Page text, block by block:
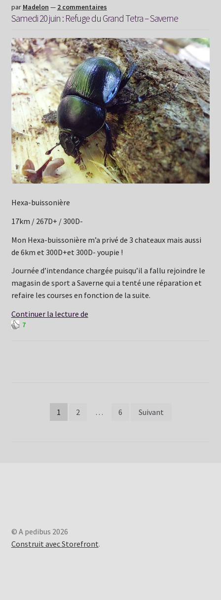
Graufthal
par Madelon — 2 commentaires
Samedi 20 juin : Refuge du Grand Tetra – Saverne
Hexa-buissonière
17km / 267D+ / 300D-
Mon Hexa-buissonière m’a privé de 3 chateaux mais aussi
de 6km et 300D+et 300D- youpie !
Journée d’intendance chargée puisqu’il a fallu rejoindre le
magasin de sport a Saverne qui a tenté une réparation et
refaire les courses en fonction de la suite.
Continuer la lecture deSamedi
7
Pagination
1 2 … 6 Suivant
© A pedibus 2026
Construit avec Storefront.